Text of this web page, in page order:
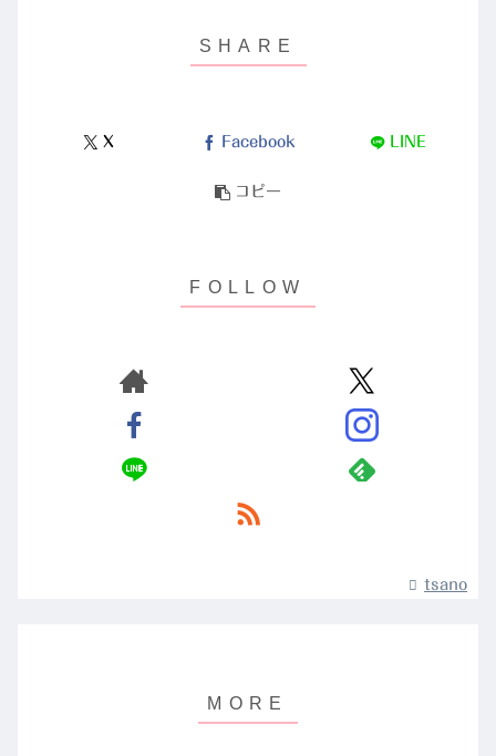
X Facebook LINE
コピー
tsano